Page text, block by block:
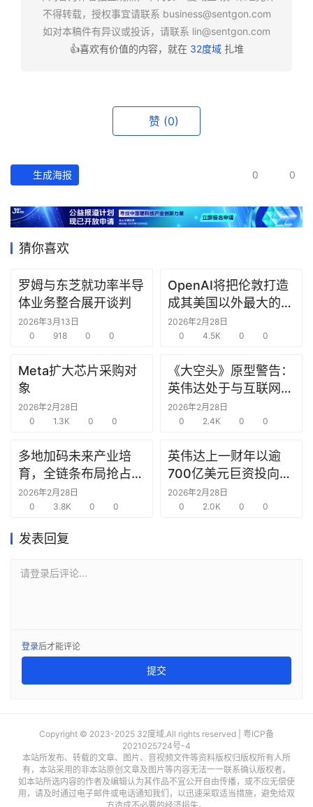
数
据
研
报
告
之
窗
链
合
圈
不得转载，授权事宜请联系 business@sentgon.com
如对本稿件有异议或投诉，请联系 lin@sentgon.com
👍喜欢有价值的内容，就在 32度域扎堆
赞 (0)
生成海报 0 0
猜你喜欢
罗姆与东芝就功率半导
体业务整合展开谈判
2026年3月13日
0
918 0 0
OpenAI将把伦敦打造
成其美国以外最大的研
究中心
2026年2月28日
0
4.5K 0 0
Meta扩大芯片采购对
象
2026年2月28日
0
1.3K 0 0
《大空头》原型警告：
英伟达处于与互联网泡
沫时期思科同样的“危
险境地”
2026年2月28日
0
2.4K 0 0
多地加码未来产业培
育，全链条布局抢占新
赛道先机
2026年2月28日
0
3.8K 0 0
英伟达上一财年以逾
700亿美元巨资投向合
作方，竭力巩固AI芯片
需求
2026年2月28日
0
2.0K 0 0
发表回复
请登录后评论...
登录后才能评论
提交
Copyright © 2023-2025 32度域.All rights reserved | 粤ICP备
2021025724号-4
本站所发布、转载的文章、图片、音视频文件等资料版权归版权所有人所
有，本站采用的非本站原创文章及图片等内容无法一一联系确认版权者。
如本站所选内容的作者及编辑认为其作品不宜公开自由传播，或不应无偿使
用，请及时通过电子邮件或电话通知我们，以迅速采取适当措施，避免给双